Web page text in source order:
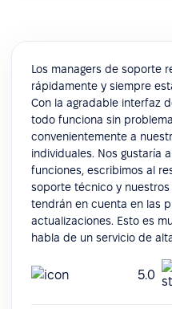
Los managers de soporte
rápidamente y siempre
Con la agradable interfaz
todo funciona sin
convenientemente a
individuales. Nos gustaría
funciones, escribimos al
soporte técnico y nuestros
tendrán en cuenta en las
actualizaciones. Esto es
habla de un servicio de
5.0